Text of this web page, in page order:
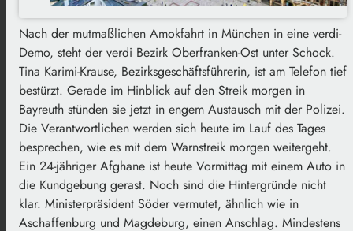
Nach der mutmaßlichen Amokfahrt in München in eine verdi-
Demo, steht der verdi Bezirk Oberfranken-Ost unter Schock.
Tina Karimi-Krause, Bezirksgeschäftsführerin, ist am Telefon tief
bestürzt. Gerade im Hinblick auf den Streik morgen in
Bayreuth stünden sie jetzt in engem Austausch mit der Polizei.
Die Verantwortlichen werden sich heute im Lauf des Tages
besprechen, wie es mit dem Warnstreik morgen weitergeht.
Ein 24-jähriger Afghane ist heute Vormittag mit einem Auto in
die Kundgebung gerast. Noch sind die Hintergründe nicht
klar. Ministerpräsident Söder vermutet, ähnlich wie in
Aschaffenburg und Magdeburg, einen Anschlag. Mindestens